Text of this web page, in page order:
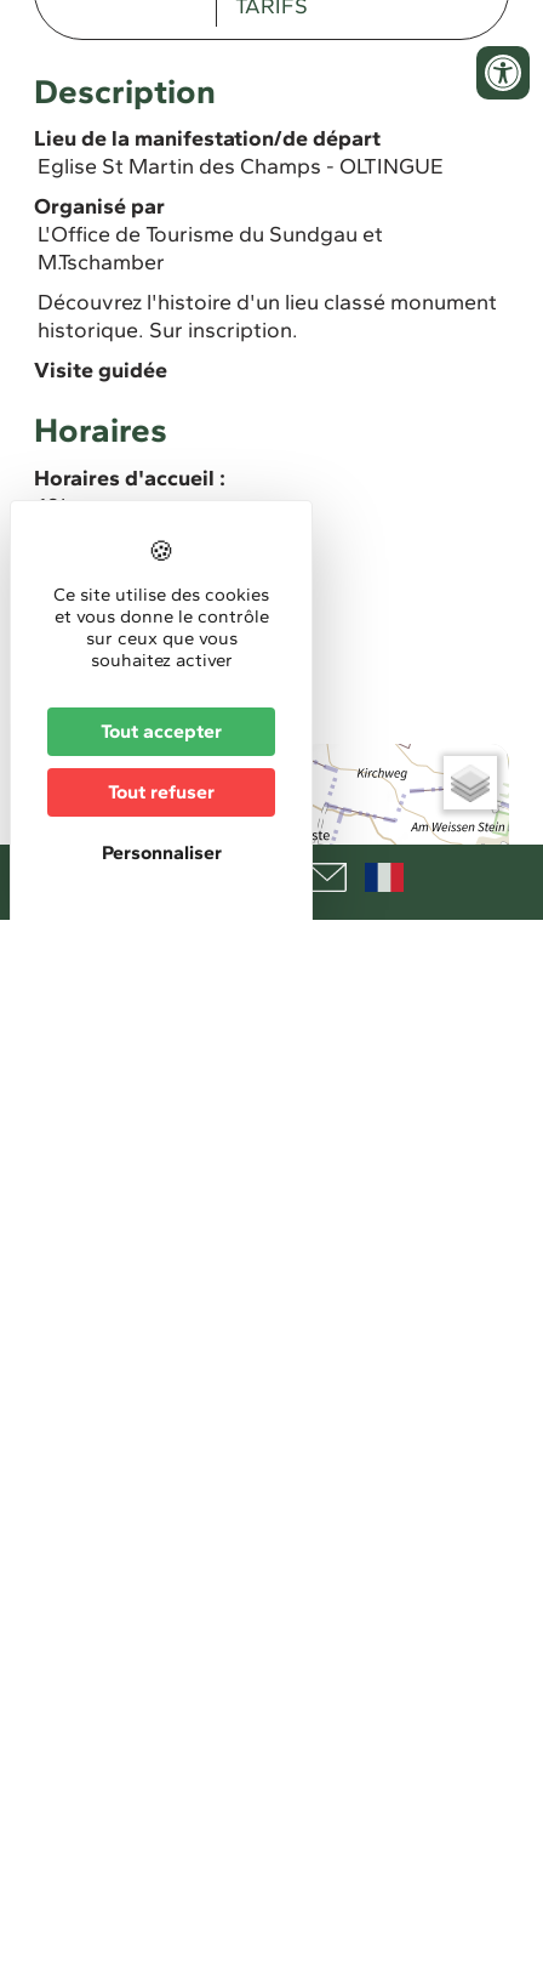
TARIFS
Description
Lieu de la manifestation/de départ
Eglise St Martin des Champs - OLTINGUE
Organisé par
L'Office de Tourisme du Sundgau et
M.Tschamber
Découvrez l'histoire d'un lieu classé monument
historique. Sur inscription.
Visite guidée
Horaires
Horaires d'accueil :
10h
Gratuit
Réservation
Réservation obligatoire
+
−
Ce site utilise des cookies
et vous donne le contrôle
sur ceux que vous
souhaitez activer
Tout accepter
Tout refuser
Personnaliser